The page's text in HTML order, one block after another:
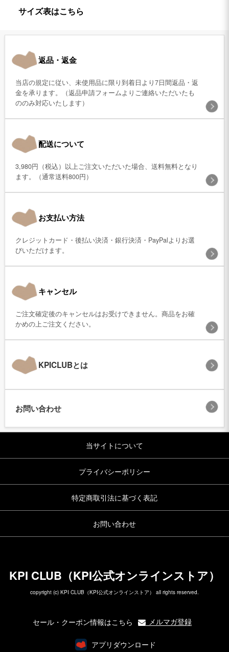
サイズ表はこちら
返品・返金
当店の規定に従い、未使用品に限り到着日より7日間返品・返
金を承ります。（返品申請フォームよりご連絡いただいたも
ののみ対応いたします）
配送について
3,980円（税込）以上ご注文いただいた場合、送料無料となり
ます。（通常送料800円）
お支払い方法
クレジットカード・後払い決済・銀行決済・PayPalよりお選
びいただけます。
キャンセル
ご注文確定後のキャンセルはお受けできません。商品をお確
かめの上ご注文ください。
KPICLUBとは
お問い合わせ
当サイトについて
プライバシーポリシー
特定商取引法に基づく表記
お問い合わせ
KPI CLUB（KPI公式オンラインストア）
copyright (c) KPI CLUB（KPI公式オンラインストア） all rights reserved.
セール・クーポン情報はこちら メルマガ登録
アプリダウンロード